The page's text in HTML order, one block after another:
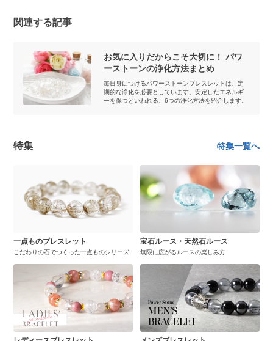
関連する記事
お気に入りだからこそ大切に！ パワ
ーストーンの浄化方法まとめ
毎日身につけるパワーストーンブレスレットは、定
期的な浄化を必要としています。安定したエネルギ
ーを保つといわれる、6つの浄化方法を紹介します。
特集 特集一覧へ
一点ものブレスレット
こだわりの石でつくった一点ものシリーズ
宝石ルース・天然石ルース
無限に広がるルースの楽しみ方